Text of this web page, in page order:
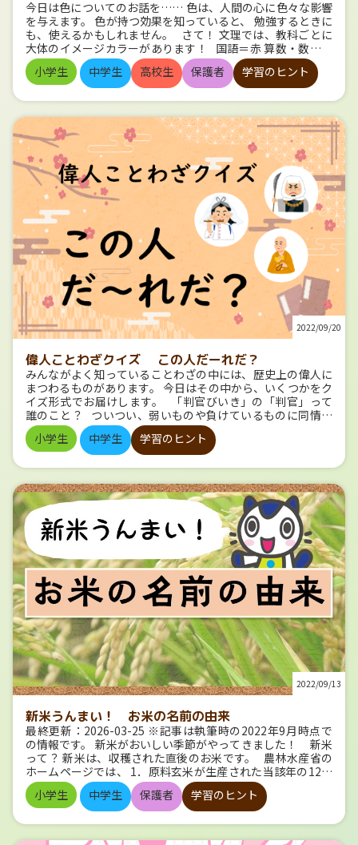
今日は色についてのお話を…… 色は、人間の心に色々な影響
を与えます。 色が持つ効果を知っていると、 勉強するときに
も、使えるかもしれません。 さて！ 文理では、教科ごとに
大体のイメージカラーがあります！ 国語＝赤 算数・数学＝
青 理科＝緑 社会＝オレンジ 英語＝紫 これらの色について、
色のもつ効果を見ていきましょう！ 国語 赤 赤は情熱の
色！ やる気を高めてくれます。 KOKUYOMAGAZINEの記事
でも、「国語は赤・ピンク系」という回答が多くなっていま
すが、 これは５教科を並べるときに、一番初めに来ることが
多いからなのでしょうか？ 勉強するときには…… 【乱用に
注意！】 赤は精神を興奮させ、集中を妨げる可能性もありま
す。 ただでさえ丸付けでも使う色。 ノートまとめでも赤を使
いすぎてしまうと、集中しづらい紙面になってしまいます。
間違えやすいポイントなど、ここぞ！というときに使うのが
おすすめです。 算数・数学 青 青は、冷静な気持ちに
なれる色。 集中力を高めてくれます！ 数学にはぴったりです
ね。 勉強するときには…… 心を落ち着かせてくれる青を、
ノートに取り入れてみましょう！ 具体的には、メモや補足な
ど、ノートの中で占める面積が大きく、 かつ大事なポイント
を青にしてみるのはどうでしょうか。 理科 緑 緑
は、リラックスさせる色です。 目に優しいことでも有名です
よね。 理科は、紙面にも植物や星空などの自然が登場するの
で、 よりリラックス効果が高そうです！ 勉強するときに
は…… 休憩するときに、観葉植物などの緑を眺めると、 心が
リラックスし、メリハリがついて集中しやすくなるかもしれ
す。 社会 オレンジ オレンジは、明るい・楽しい気分
にさせてくれる色です！ 食欲増進効果もあるそうです…… 地
理では、食べ物もたくさん登場する社会科、思わずお腹が空
いてしまうかも？ 勉強するときには…… 暗記したい部分を
赤シートで消して勉強したいときには、 オレンジペンで書く
のが消えやすくておすすめです。 ただし、赤と同様、使いす
ぎると集中しづらくなってしまうので、 暗記部分に限定して
使うようにしましょう。 モチベーションが上がらないとき
に前向きな気持ちになれるように、 文具や机の上の雑貨に取
り入れておくのもいいですね！ ちなみに、オレンジジュース
はビタミンCが豊富で、疲労回復に効果があります！ 英
語 紫 紫は、ミステリアスで上品な色ですね。 聖徳太子が
定めた「冠位十二階」でも、最高位は紫でした！ 心身のバ
ランスを整えたり、感性を豊かにする効果があるとか。 英語
は紙面を見ても、おしゃれな感じがします！ 勉強すると
きには…… 部屋のカーテンや、ベッドのシーツを紫にしてみ
ると、 勉強で使れた心身のバランスがとれて、リラックスで
きるかもしれません。 みなさんはどの色が好きです
か？ 今日紹介した色以外にも、勉強にうまく使えそうな特性
を持つ色があります。 たとえば黄色は注意を引きやすい・茶
色も落ち着いた気持ちにしてくれる、など…… 上手に色を取
り入れて、効率的に勉強しましょう！
小学生 中学生 高校生 保護者 学習のヒント
2022/09/20
偉人ことわざクイズ この人だーれだ？
みんながよく知っていることわざの中には、歴史上の偉人に
まつわるものがあります。 今日はその中から、いくつかをク
イズ形式でお届けします。 「判官びいき」の「判官」って
誰のこと？ ついつい、弱いものや負けているものに同情し
て、味方したくなることがありますよね。 そんな気持ちのこ
とを「判官（ほうがん／はんがん）びいき」といいます。
ところで、この「判官」は歴事上の有名な人物を指すのです
が、誰のことだがわかりますか？ ↓ ↓ ↓ ↓ ↓ ↓ ↓ ↓ ↓ ヒ
ントは、壇ノ浦で平氏を滅ぼしたあの人です。 ↓ ↓ ↓ ↓ ↓
↓ ↓ ↓ ↓ そう、判官とは、鎌倉幕府を開いた源頼朝の弟で
ある、源義経のことです。 義経は平家を滅ぼした後、頼朝と
対立し、奥州の平泉に追われて、そこで討たれてしまいま
す。 しかし義経の人気は後世の文学や芸能にまでおよび、多
くの人が兄にうとまれた弟に同情しました。 この義経が、
「判官」という役職についていたことから、「判官びいき」
ということわざが生まれました。 「弁慶の泣き所」と同
じ意味の英語のことわざは？ 義経つながりで、もう一問。
「弁慶の泣き所」の「弁慶」とは誰でしょう？ ↓ ↓ ↓ ↓ ↓
↓ ↓ ↓ ↓ ↓ ↓ これは、そのままですね。義経の家来だっ
た、武蔵坊弁慶のことです。 「弁慶の泣き所」は「強い者の
弱点」の意味で、弁慶ほど強いものでも泣くほど痛がる急所
＝向こう脛（ずね）のことを指すこともあります。 で
は、同じ意味の英語のことわざを知っていますか？ ↓ ↓ ↓
↓ ↓ ↓ ↓ ↓ ↓ ↓ ↓ 答えは”Achilles’ heel”（Achilles hee
（アキレス）はギリシャ神話に登場する英雄で、トロイア戦
争で大活躍しましたが、敵にかかとを射られて命を落としま
した。 日本語でも英語でも、強者の弱点がどちらも足にあ
るというのが面白いですね。 「弘法にも筆の誤り」の
「弘法」って誰のこと？ 「弘法にも筆の誤り」とは、「そ
の道に長けた人でも、失敗することはある」という意味で、
「猿も木から落ちる」と同じ意味のことわざです。 弘法大
師は、三筆の一人に数えられる大変優れた書道家でした。 三
筆とは、平安時代初期の優れた３人の書道家のことで、弘法
大師、嵯峨天皇（さがてんのう）、橘逸勢(たちばなのはやな
小学生 中学生 学習のヒント
2022/09/13
新米うんまい！ お米の名前の由来
最終更新：2026-03-25 ※記事は執筆時の2022年9月時点で
の情報です。 新米がおいしい季節がやってきました！ 新米
って？ 新米は、収穫された直後のお米です。 農林水産省の
ホームページでは、 1．原料玄米が生産された当該年の12月
31日までに容器に入れられ、若しくは包装された玄米2．原
料玄米が生産された当該年の12月31日までに精白され、容器
に入れられ、若しくは包装された精米 と紹介されています。
お米は一般的には9月～10月に収穫されますから、 ちょうど
いまくらいの時期から、2023年の年明けまで、新米がお店に
小学生 中学生 保護者 学習のヒント